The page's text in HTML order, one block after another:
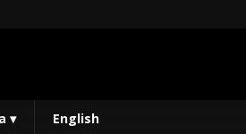
▾ English